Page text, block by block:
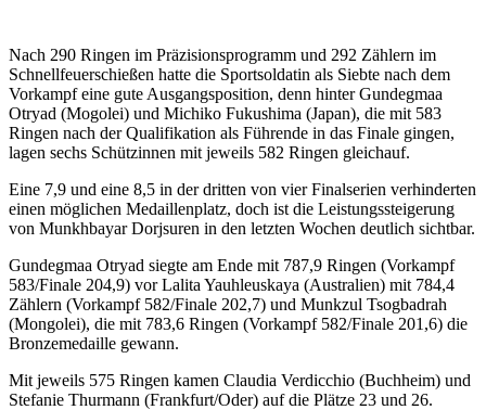
Nach 290 Ringen im Präzisionsprogramm und 292 Zählern im
Schnellfeuerschießen hatte die Sportsoldatin als Siebte nach dem
Vorkampf eine gute Ausgangsposition, denn hinter Gundegmaa
Otryad (Mogolei) und Michiko Fukushima (Japan), die mit 583
Ringen nach der Qualifikation als Führende in das Finale gingen,
lagen sechs Schützinnen mit jeweils 582 Ringen gleichauf.
Eine 7,9 und eine 8,5 in der dritten von vier Finalserien verhinderten
einen möglichen Medaillenplatz, doch ist die Leistungssteigerung
von Munkhbayar Dorjsuren in den letzten Wochen deutlich sichtbar.
Gundegmaa Otryad siegte am Ende mit 787,9 Ringen (Vorkampf
583/Finale 204,9) vor Lalita Yauhleuskaya (Australien) mit 784,4
Zählern (Vorkampf 582/Finale 202,7) und Munkzul Tsogbadrah
(Mongolei), die mit 783,6 Ringen (Vorkampf 582/Finale 201,6) die
Bronzemedaille gewann.
Mit jeweils 575 Ringen kamen Claudia Verdicchio (Buchheim) und
Stefanie Thurmann (Frankfurt/Oder) auf die Plätze 23 und 26.